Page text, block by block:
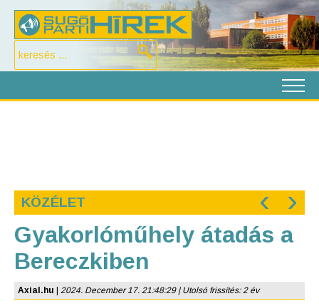
KÖZÉLET ‹ ›
Gyakorlóműhely átadás a
Bereczkiben
Axial.hu 2024. December 17. 21:48:29 | Utolsó frissítés: 2 év